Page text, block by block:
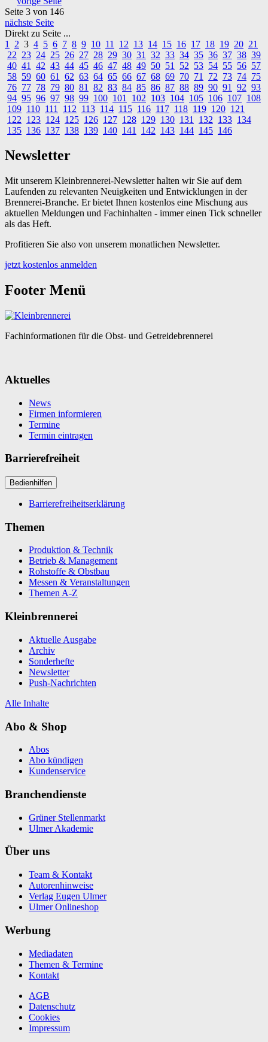
Seite 3 von 146
nächste Seite
Direkt zu Seite ...
1
2 3 4 5 6 7 8 9 10 11 12 13 14 15 16 17 18 19 20 21
22 23 24 25 26 27 28 29 30 31 32 33 34 35 36 37 38 39
40 41 42 43 44 45 46 47 48 49 50 51 52 53 54 55 56 57
58 59 60 61 62 63 64 65 66 67 68 69 70 71 72 73 74 75
76 77 78 79 80 81 82 83 84 85 86 87 88 89 90 91 92 93
94 95 96 97 98 99 100 101 102 103 104 105 106 107 108
109 110 111 112 113 114 115 116 117 118 119 120 121
122 123 124 125 126 127 128 129 130 131 132 133 134
135 136 137 138 139 140 141 142 143 144 145 146
Newsletter
Mit unserem Kleinbrennerei-Newsletter halten wir Sie auf dem
Laufenden zu relevanten Neuigkeiten und Entwicklungen in der
Brennerei-Branche. Er bietet Ihnen kostenlos eine Mischung aus
aktuellen Meldungen und Fachinhalten - immer einen Tick schneller
als das Heft.
Profitieren Sie also von unserem monatlichen Newsletter.
jetzt kostenlos anmelden
Footer Menü
Fachinformationen für die Obst- und Getreidebrennerei
Aktuelles
News
Firmen informieren
Termine
Termin eintragen
Barrierefreiheit
Bedienhilfen
Barrierefreiheitserklärung
Themen
Produktion & Technik
Betrieb & Management
Rohstoffe & Obstbau
Messen & Veranstaltungen
Themen A-Z
Kleinbrennerei
Aktuelle Ausgabe
Archiv
Sonderhefte
Newsletter
Push-Nachrichten
Alle Inhalte
Abo & Shop
Abos
Abo kündigen
Kundenservice
Branchendienste
Grüner Stellenmarkt
Ulmer Akademie
Über uns
Team & Kontakt
Autorenhinweise
Verlag Eugen Ulmer
Ulmer Onlineshop
Werbung
Mediadaten
Themen & Termine
Kontakt
AGB
Datenschutz
Cookies
Impressum